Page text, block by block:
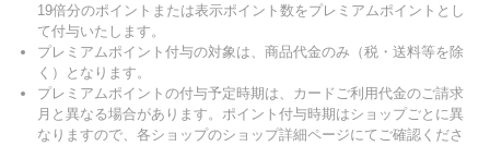
19倍分のポイントまたは表示ポイント数をプレミアムポイントとし
て付与いたします。
プレミアムポイント付与の対象は、商品代金のみ（税・送料等を除
く）となります。
プレミアムポイントの付与予定時期は、カードご利用代金のご請求
月と異なる場合があります。ポイント付与時期はショップごとに異
なりますので、各ショップのショップ詳細ページにてご確認くださ